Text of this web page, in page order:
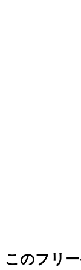
このフリ